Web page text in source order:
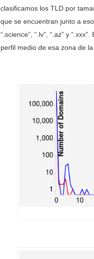
clasificamos los TLD por
que se encuentran junto a
“.science”, “.lv”, “.az” y
perfil medio de esa zona de la